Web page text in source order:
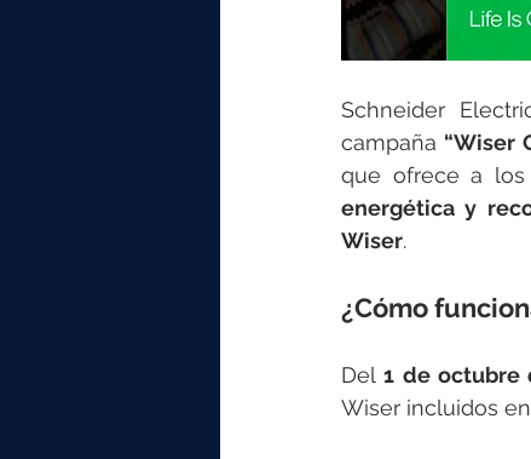
Schneider
campaña “Wiser
que ofrece a los
energética y
Wiser.
¿Cómo
Del 1 de octubre
Wiser incluidos